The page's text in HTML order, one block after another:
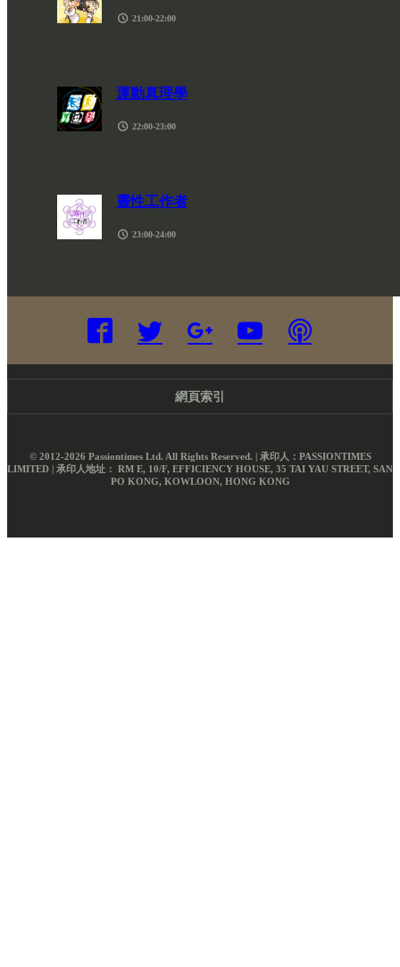
21:00-22:00
22:00-23:00
23:00-24:00
網頁索引
© 2012-2026 Passiontimes Ltd. All Rights Reserved. | 承印人：PASSIONTIMES
LIMITED | 承印人地址： RM E, 10/F, EFFICIENCY HOUSE, 35 TAI YAU STREET, SAN
PO KONG, KOWLOON, HONG KONG